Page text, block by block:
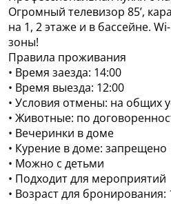
Огромный телевизор 85’,
на 1, 2 этаже и в бассейне.
зоны!
Правила проживания
• Время заезда: 14:00
• Время выезда: 12:00
• Условия отмены: на общих
• Животные: по
• Вечеринки в доме
• Курение в доме: запрещено
• Можно с детьми
• Подходит для мероприятий
• Возраст для бронирования: